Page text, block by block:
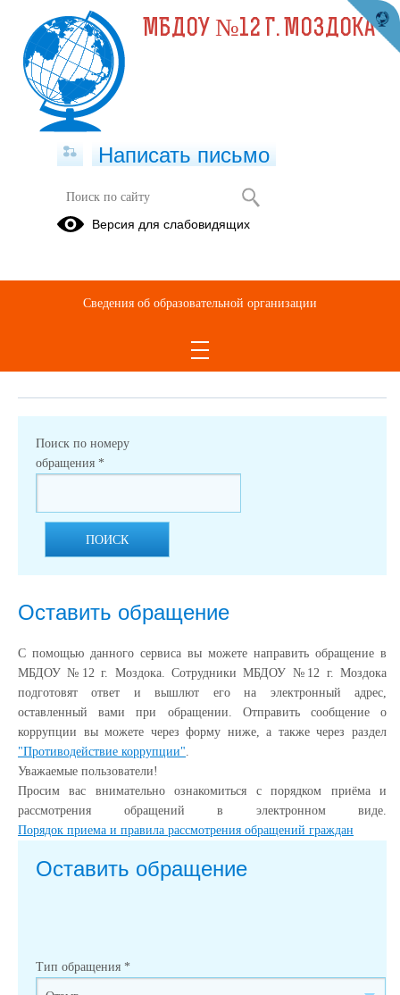
Обращения граждан
режиме при подаче обращения через электронную форму. Номер
указывали при подаче обращения в электронной форме.
Поиск по номеру
обращения *
ПОИСК
Оставить обращение
С помощью данного сервиса вы можете направить обращение в
МБДОУ №12 г. Моздока. Сотрудники МБДОУ №12 г. Моздока
подготовят ответ и вышлют его на электронный адрес,
оставленный вами при обращении. Отправить сообщение о
коррупции вы можете через форму ниже, а также через раздел
"Противодействие коррупции".
Уважаемые пользователи!
Просим вас внимательно ознакомиться с порядком приёма и
рассмотрения обращений в электронном виде.
Порядок приема и правила рассмотрения обращений граждан
Оставить обращение
Тип обращения *
МБДОУ №12 Г. МОЗДОКА
Написать письмо
Версия для слабовидящих
Сведения об образовательной организации